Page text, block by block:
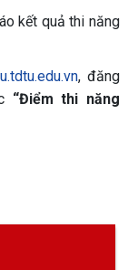
kết quả thi năng
, đăng
“Điểm thi năng